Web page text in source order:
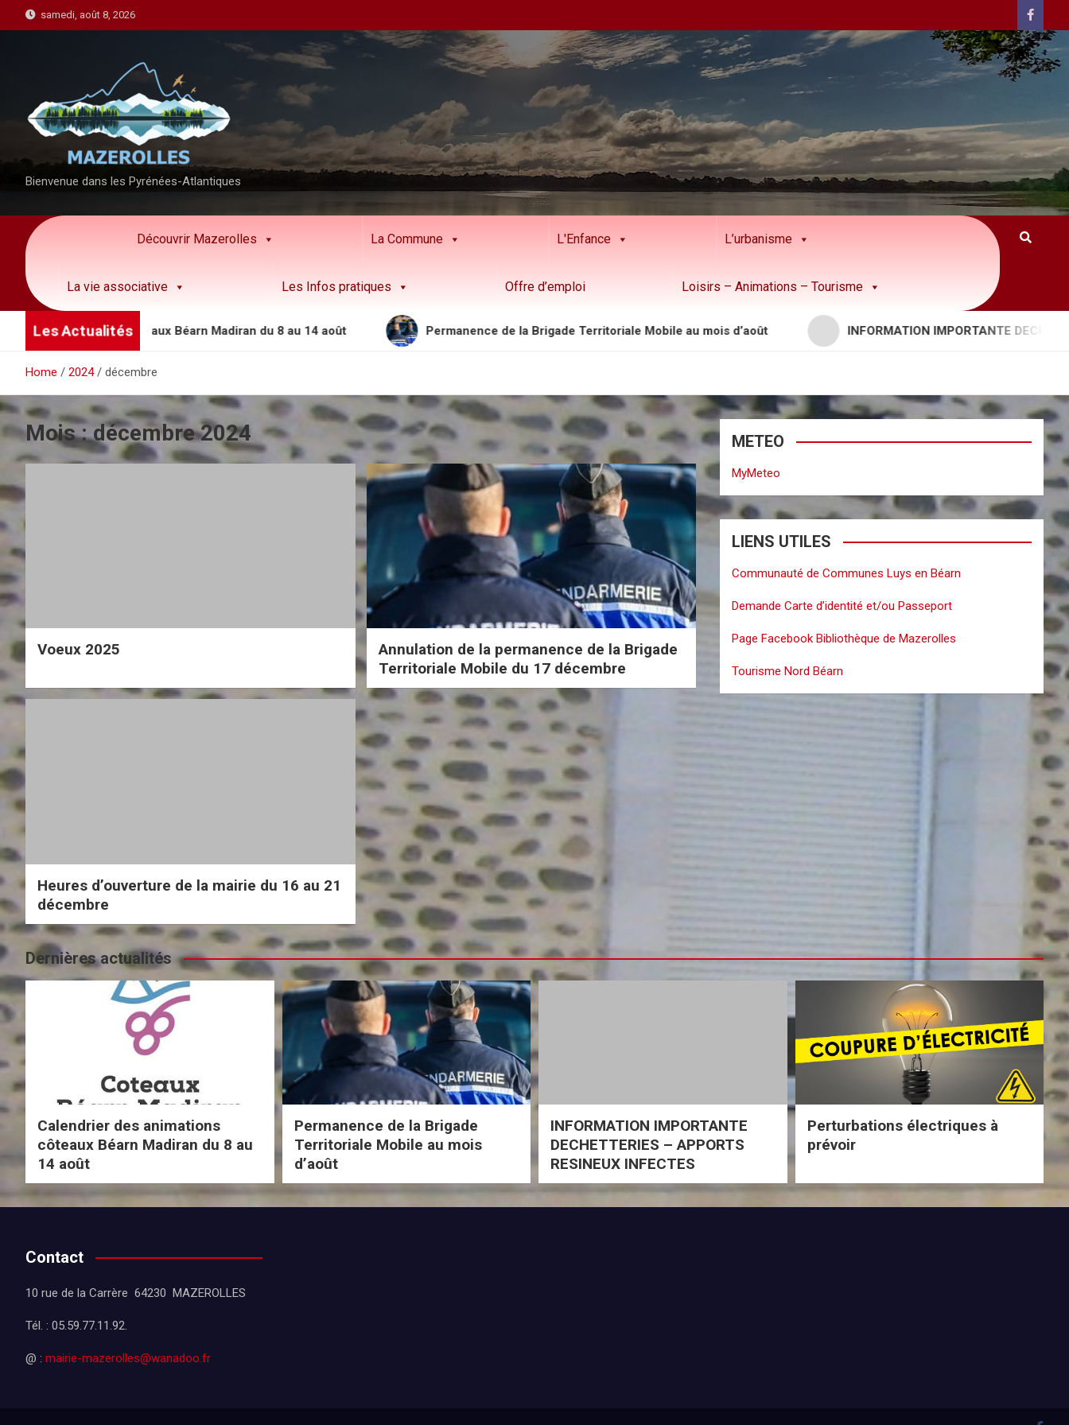
k
samedi, août 8, 2026
Bienvenue dans les Pyrénées-Atlantiques
Découvrir Mazerolles La Commune L'Enfance L’urbanisme
La vie associative Les Infos pratiques Offre d’emploi Loisirs – Animations – Tourisme
Les Actualités
animations côteaux Béarn Madiran du 8 au 14 août Permanence de la Brigade Territoriale Mobile au mois d’août INFORMATION IMPORTANTE DECHETTERIES
Home 2024 décembre
Mois :décembre 2024
Voeux 2025
Annulation de la permanence de la Brigade
Territoriale Mobile du 17 décembre
Heures d’ouverture de la mairie du 16 au 21
décembre
METEO
MyMeteo
LIENS UTILES
Communauté de Communes Luys en Béarn
Demande Carte d’identité et/ou Passeport
Page Facebook Bibliothèque de Mazerolles
Tourisme Nord Béarn
Dernières actualités
Calendrier des animations
côteaux Béarn Madiran du 8 au
14 août
Permanence de la Brigade
Territoriale Mobile au mois
d’août
INFORMATION IMPORTANTE
DECHETTERIES – APPORTS
RESINEUX INFECTES
Perturbations électriques à
prévoir
Contact
10 rue de la Carrère 64230 MAZEROLLES
Tél. : 05.59.77.11.92.
@ : mairie-mazerolles@wanadoo.fr